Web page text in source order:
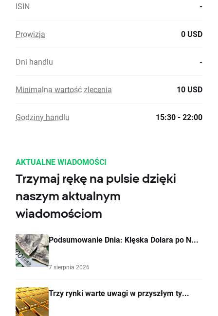
ISIN -
Prowizja 0 USD
Dni handlu -
Minimalna wartość zlecenia 10 USD
Godziny handlu 15:30 - 22:00
AKTUALNE WIADOMOŚCI
Trzymaj rękę na pulsie dzięki
naszym aktualnym
wiadomościom
Podsumowanie Dnia: Klęska Dolara po N...
7 sierpnia 2026
Trzy rynki warte uwagi w przyszłym ty...